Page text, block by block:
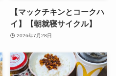
【マックチキンとコークハ
イ】【朝就寝サイクル】
2026年7月28日